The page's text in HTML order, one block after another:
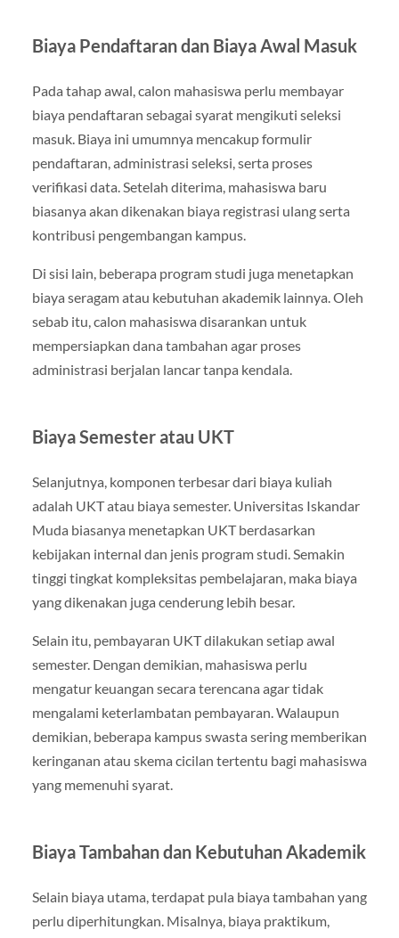
Biaya Pendaftaran dan Biaya Awal Masuk
Pada tahap awal, calon mahasiswa perlu membayar
biaya pendaftaran sebagai syarat mengikuti seleksi
masuk. Biaya ini umumnya mencakup formulir
pendaftaran, administrasi seleksi, serta proses
verifikasi data. Setelah diterima, mahasiswa baru
biasanya akan dikenakan biaya registrasi ulang serta
kontribusi pengembangan kampus.
Di sisi lain, beberapa program studi juga menetapkan
biaya seragam atau kebutuhan akademik lainnya. Oleh
sebab itu, calon mahasiswa disarankan untuk
mempersiapkan dana tambahan agar proses
administrasi berjalan lancar tanpa kendala.
Biaya Semester atau UKT
Selanjutnya, komponen terbesar dari biaya kuliah
adalah UKT atau biaya semester. Universitas Iskandar
Muda biasanya menetapkan UKT berdasarkan
kebijakan internal dan jenis program studi. Semakin
tinggi tingkat kompleksitas pembelajaran, maka biaya
yang dikenakan juga cenderung lebih besar.
Selain itu, pembayaran UKT dilakukan setiap awal
semester. Dengan demikian, mahasiswa perlu
mengatur keuangan secara terencana agar tidak
mengalami keterlambatan pembayaran. Walaupun
demikian, beberapa kampus swasta sering memberikan
keringanan atau skema cicilan tertentu bagi mahasiswa
yang memenuhi syarat.
Biaya Tambahan dan Kebutuhan Akademik
Selain biaya utama, terdapat pula biaya tambahan yang
perlu diperhitungkan. Misalnya, biaya praktikum,